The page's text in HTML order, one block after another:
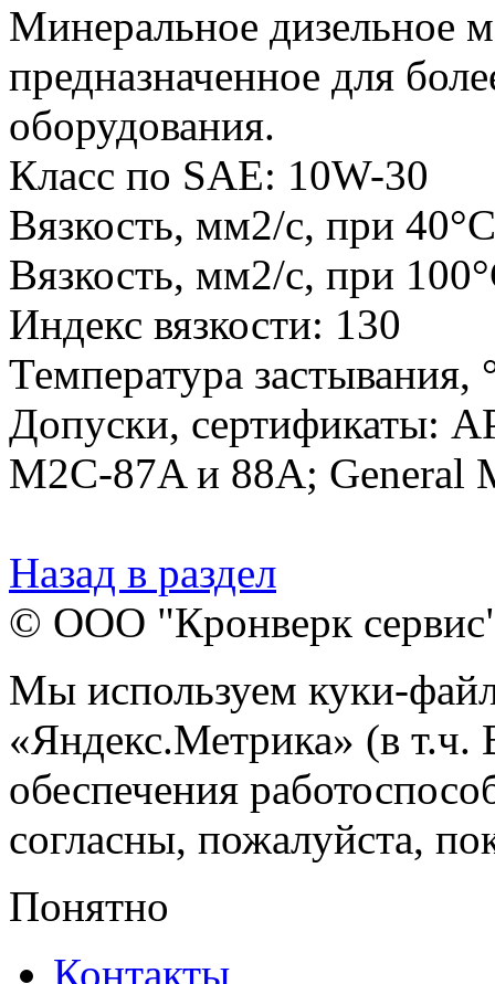
Минеральное дизельное
предназначенное для
оборудования.
Класс по SAE: 10W-30
Вязкость, мм2/с, при
Вязкость, мм2/с, при
Индекс вязкости: 130
Температура застывания,
Допуски, сертификаты:
M2C-87A и 88A; General
Назад в раздел
© ООО "Кронверк
Мы используем куки-
«Яндекс.Метрика» (в т.ч.
обеспечения
согласны, пожалуйста,
Понятно
Контакты